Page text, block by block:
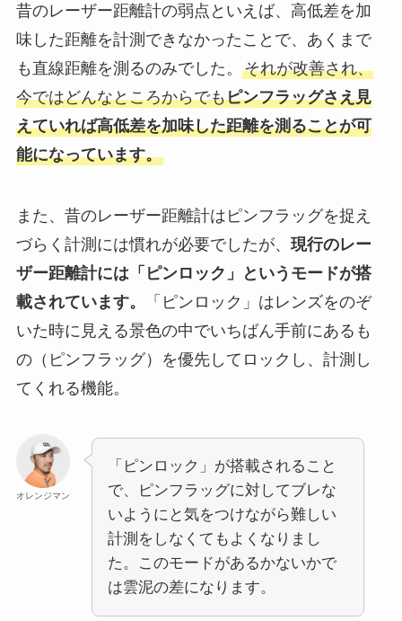
昔のレーザー距離計の弱点といえば、高低差を加
味した距離を計測できなかったことで、あくまで
も直線距離を測るのみでした。 それが改善され、
今ではどんなところからでもピンフラッグさえ見
えていれば高低差を加味した距離を測ることが可
能になっています。
また、昔のレーザー距離計はピンフラッグを捉え
づらく計測には慣れが必要でしたが、 現行のレー
ザー距離計には「ピンロック」というモードが搭
載されています。
「ピンロック」はレンズをのぞ
いた時に見える景色の中でいちばん手前にあるも
の（ピンフラッグ）を優先してロックし、計測し
てくれる機能。
オレンジマン
「ピンロック」が搭載されること
で、ピンフラッグに対してブレな
いようにと気をつけながら難しい
計測をしなくてもよくなりまし
た。このモードがあるかないかで
は雲泥の差になります。